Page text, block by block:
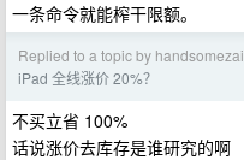
一条命令就能榨干限额。
Replied to a topic by handsomezai
iPad 全线涨价 20%？
不买立省 100%
话说涨价去库存是谁研究的啊